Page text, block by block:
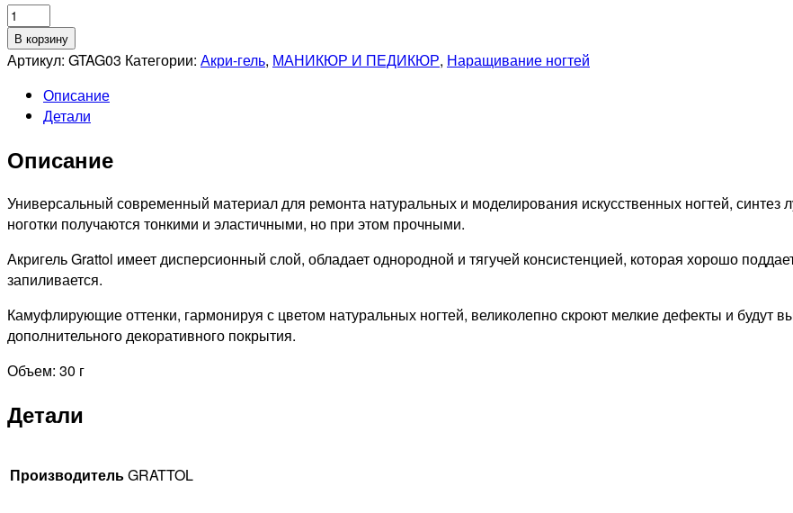
Количество
товара
GRATTOL
30гр
В корзину
Артикул: GTAG03 Категории: Акри-гель, МАНИКЮР И ПЕДИКЮР, Наращивание ногтей
Описание
Детали
Описание
Универсальный современный материал для ремонта натуральных и моделирования искусственных ногтей,
ноготки получаются тонкими и эластичными, но при этом прочными.
Акригель Grattol имеет дисперсионный слой, обладает однородной и тягучей консистенцией, которая хорошо
запиливается.
Камуфлирующие оттенки, гармонируя с цветом натуральных ногтей, великолепно скроют мелкие дефекты и будут
дополнительного декоративного покрытия.
Объем: 30 г
Детали
ПроизводительGRATTOL